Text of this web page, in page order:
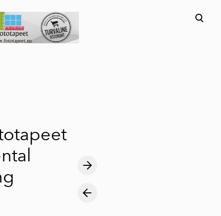
lisati ostukorvi.